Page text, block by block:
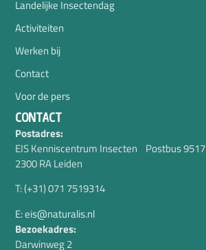
Landelijke Insectendag
Activiteiten
Werken bij
Contact
Voor de pers
CONTACT
Postadres:
EIS Kenniscentrum Insecten Postbus 9517
2300 RA Leiden
T: (+31) 071 7519314
E: eis@naturalis.nl
Bezoekadres:
Darwinweg 2